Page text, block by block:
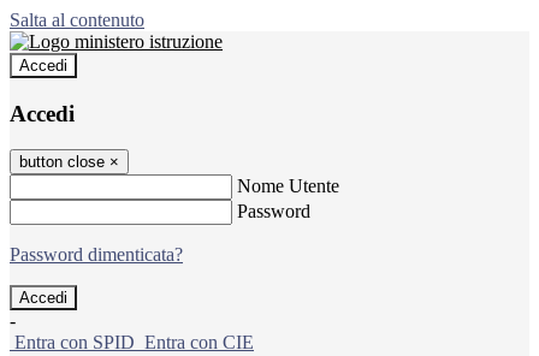
Salta al contenuto
Accedi
Accedi
button close ×
Nome Utente
Password
Password dimenticata?
-
Entra con SPID Entra con CIE